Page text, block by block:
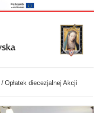
/ Opłatek diecezjalnej Akcji